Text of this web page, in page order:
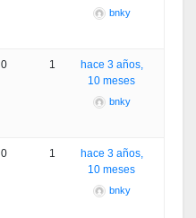
bnky
0 1
hace 3 años,
10 meses
bnky
0 1
hace 3 años,
10 meses
bnky